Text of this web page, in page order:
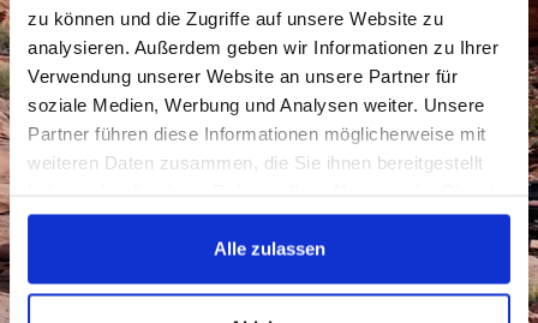
zu können und die Zugriffe auf unsere Website zu
analysieren. Außerdem geben wir Informationen zu Ihrer
Verwendung unserer Website an unsere Partner für
soziale Medien, Werbung und Analysen weiter. Unsere
Partner führen diese Informationen möglicherweise mit
weiteren Daten zusammen, die Sie ihnen bereitgestellt
gesammelt haben.
Alle zulassen